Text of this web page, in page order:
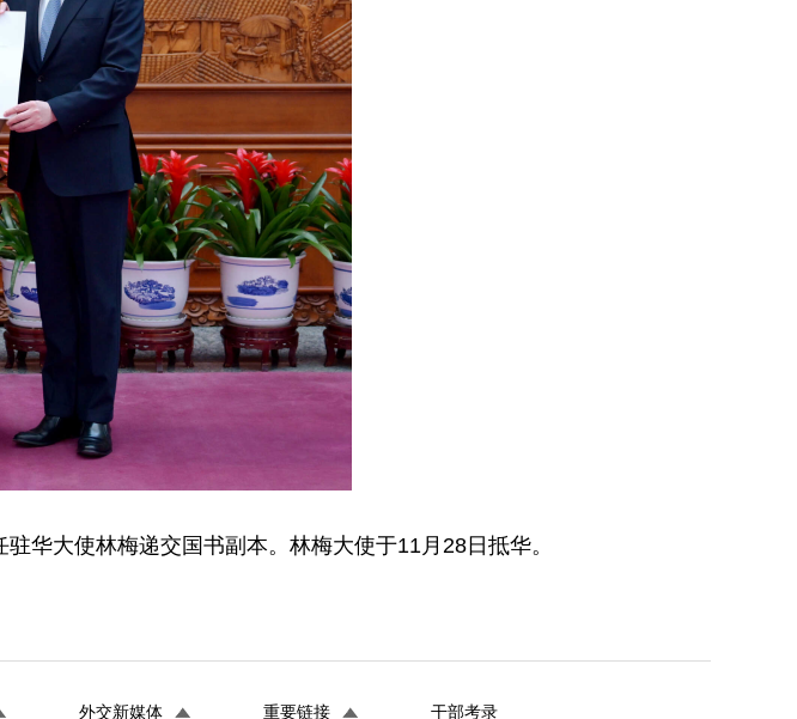
华大使林梅递交国书副本。林梅大使于11月28日抵华。
外交新媒体 重要链接 干部考录